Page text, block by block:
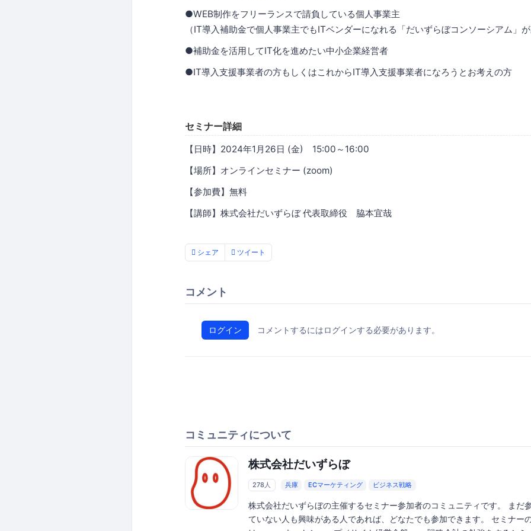
●WEB制作をフリーランスで請負している個人事業主
（IT導入補助金で個人事業主でもITベンダーになれる「だいずらぼコンソーシアム」が
●補助金を活用してIT化を進めたい中小企業経営者
●IT導入支援事業者の方もしくはこれからIT導入支援事業者になろうとお考えの方
セミナー詳細
【日時】2024年1月26日 (金) 15:00～16:00
【場所】オンラインセミナー (zoom)
【参加費】無料
【講師】株式会社だいずらぼ 代表取締役 脇本宜哉
シェア ツイート
コメント
ログイン コメントするにはログインする必要があります。
コミュニティについて
株式会社だいずらぼ
278人 兵庫 ECマーケティング ビジネス戦略
株式会社だいずらぼの主催するセミナー参加者のコミュニティです。 まだ
ていない人も興味がある人であれば、どなたでも参加できます。 セミナー